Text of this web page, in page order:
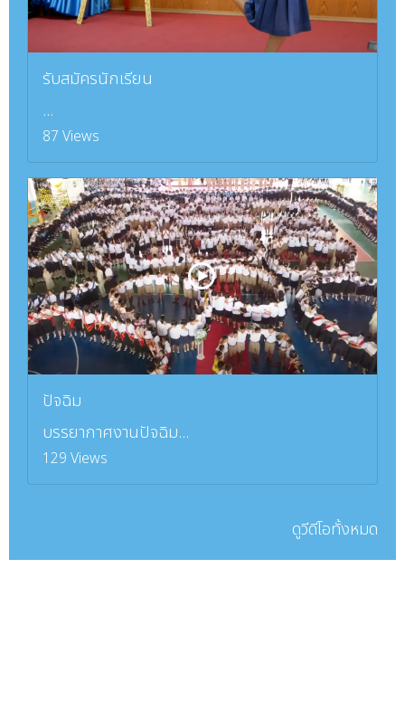
รับสมัครนักเรียน
...
87 Views
ปัจฉิม
บรรยากาศงานปัจฉิม...
129 Views
ดูวีดีโอทั้งหมด